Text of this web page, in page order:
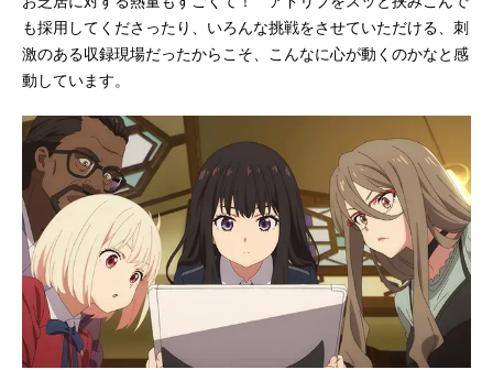
も採用してくださったり、いろんな挑戦をさせていただける、刺
激のある収録現場だったからこそ、こんなに心が動くのかなと感
動しています。